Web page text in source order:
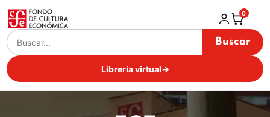
Buscar
Librería virtual→
0